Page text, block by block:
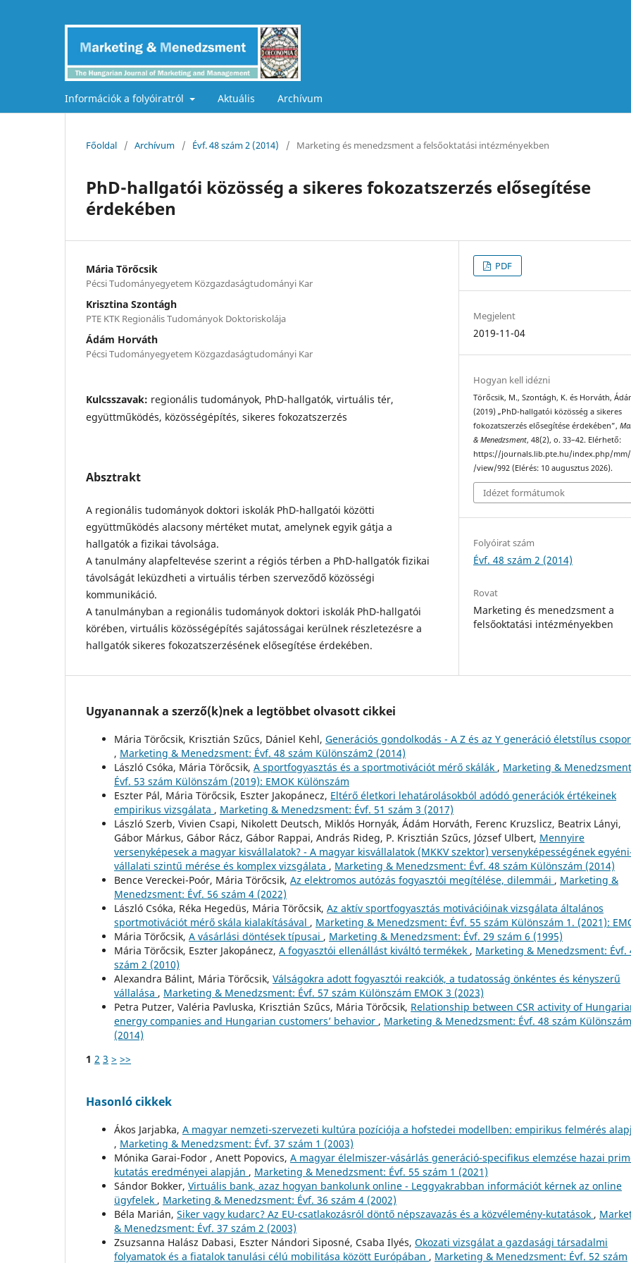
Információk a folyóiratról Aktuális Archívum
Főoldal / Archívum / Évf. 48 szám 2 (2014) / Marketing és menedzsment a felsőoktatási intézményekben
PhD-hallgatói közösség a sikeres fokozatszerzés elősegítése
érdekében
Mária Törőcsik
Pécsi Tudományegyetem Közgazdaságtudományi Kar
Krisztina Szontágh
PTE KTK Regionális Tudományok Doktoriskolája
Ádám Horváth
Pécsi Tudományegyetem Közgazdaságtudományi Kar
Kulcsszavak: regionális tudományok, PhD-hallgatók, virtuális tér,
együttműködés, közösségépítés, sikeres fokozatszerzés
Absztrakt
A regionális tudományok doktori iskolák PhD-hallgatói közötti
együttműködés alacsony mértéket mutat, amelynek egyik gátja a
hallgatók a fizikai távolsága.
A tanulmány alapfeltevése szerint a régiós térben a PhD-hallgatók fizikai
távolságát leküzdheti a virtuális térben szerveződő közösségi
kommunikáció.
A tanulmányban a regionális tudományok doktori iskolák PhD-hallgatói
körében, virtuális közösségépítés sajátosságai kerülnek részletezésre a
hallgatók sikeres fokozatszerzésének elősegítése érdekében.
PDF
Megjelent
2019-11-04
Hogyan kell idézni
Törőcsik, M., Szontágh, K. és Horváth,
(2019) „PhD-hallgatói közösség a sikeres
fokozatszerzés elősegítése érdekében”,
& Menedzsment, 48(2), o. 33–42. Elérhető:
https://journals.lib.pte.hu/index.php/
/view/992 (Elérés: 10 augusztus 2026).
Idézet formátumok
Folyóirat szám
Évf. 48 szám 2 (2014)
Rovat
Marketing és menedzsment a
felsőoktatási intézményekben
Ugyanannak a szerző(k)nek a legtöbbet olvasott cikkei
Mária Törőcsik, Krisztián Szűcs, Dániel Kehl, Generációs gondolkodás - A Z és az Y generáció életstílus
, Marketing & Menedzsment: Évf. 48 szám Különszám2 (2014)
László Csóka, Mária Törőcsik, A sportfogyasztás és a sportmotivációt mérő skálák , Marketing &
Évf. 53 szám Különszám (2019): EMOK Különszám
Eszter Pál, Mária Törőcsik, Eszter Jakopánecz, Eltérő életkori lehatárolásokból adódó generációk értékeinek
empirikus vizsgálata , Marketing & Menedzsment: Évf. 51 szám 3 (2017)
László Szerb, Vivien Csapi, Nikolett Deutsch, Miklós Hornyák, Ádám Horváth, Ferenc Kruzslicz, Beatrix Lányi,
Gábor Márkus, Gábor Rácz, Gábor Rappai, András Rideg, P. Krisztián Szűcs, József Ulbert, Mennyire
versenyképesek a magyar kisvállalatok? - A magyar kisvállalatok (MKKV szektor) versenyképességének
vállalati szintű mérése és komplex vizsgálata , Marketing & Menedzsment: Évf. 48 szám Különszám (2014)
Bence Vereckei-Poór, Mária Törőcsik, Az elektromos autózás fogyasztói megítélése, dilemmái , Marketing &
Menedzsment: Évf. 56 szám 4 (2022)
László Csóka, Réka Hegedüs, Mária Törőcsik, Az aktív sportfogyasztás motivációinak vizsgálata általános
sportmotivációt mérő skála kialakításával , Marketing & Menedzsment: Évf. 55 szám Különszám 1. (2021):
Mária Törőcsik, A vásárlási döntések típusai , Marketing & Menedzsment: Évf. 29 szám 6 (1995)
Mária Törőcsik, Eszter Jakopánecz, A fogyasztói ellenállást kiváltó termékek , Marketing & Menedzsment: Évf.
szám 2 (2010)
Alexandra Bálint, Mária Törőcsik, Válságokra adott fogyasztói reakciók, a tudatosság önkéntes és kényszerű
vállalása , Marketing & Menedzsment: Évf. 57 szám Különszám EMOK 3 (2023)
Petra Putzer, Valéria Pavluska, Krisztián Szűcs, Mária Törőcsik, Relationship between CSR activity of
energy companies and Hungarian customers’ behavior , Marketing & Menedzsment: Évf. 48 szám Különszám
(2014)
1 2 3 > >>
Hasonló cikkek
Ákos Jarjabka, A magyar nemzeti-szervezeti kultúra pozíciója a hofstedei modellben: empirikus felmérés
, Marketing & Menedzsment: Évf. 37 szám 1 (2003)
Mónika Garai-Fodor , Anett Popovics, A magyar élelmiszer-vásárlás generáció-specifikus elemzése hazai
kutatás eredményei alapján , Marketing & Menedzsment: Évf. 55 szám 1 (2021)
Sándor Bokker, Virtuális bank, azaz hogyan bankolunk online - Leggyakrabban információt kérnek az online
ügyfelek , Marketing & Menedzsment: Évf. 36 szám 4 (2002)
Béla Marián, Siker vagy kudarc? Az EU-csatlakozásról döntő népszavazás és a közvélemény-kutatások ,
& Menedzsment: Évf. 37 szám 2 (2003)
Zsuzsanna Halász Dabasi, Eszter Nándori Siposné, Csaba Ilyés, Okozati vizsgálat a gazdasági társadalmi
folyamatok és a fiatalok tanulási célú mobilitása között Európában , Marketing & Menedzsment: Évf. 52 szám